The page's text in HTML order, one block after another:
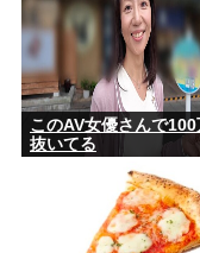
このAV女優さんで100
抜いてる